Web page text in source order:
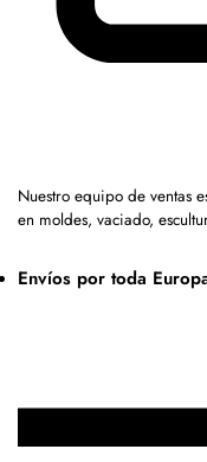
Nuestro equipo de ventas
en moldes, vaciado,
Envíos por toda